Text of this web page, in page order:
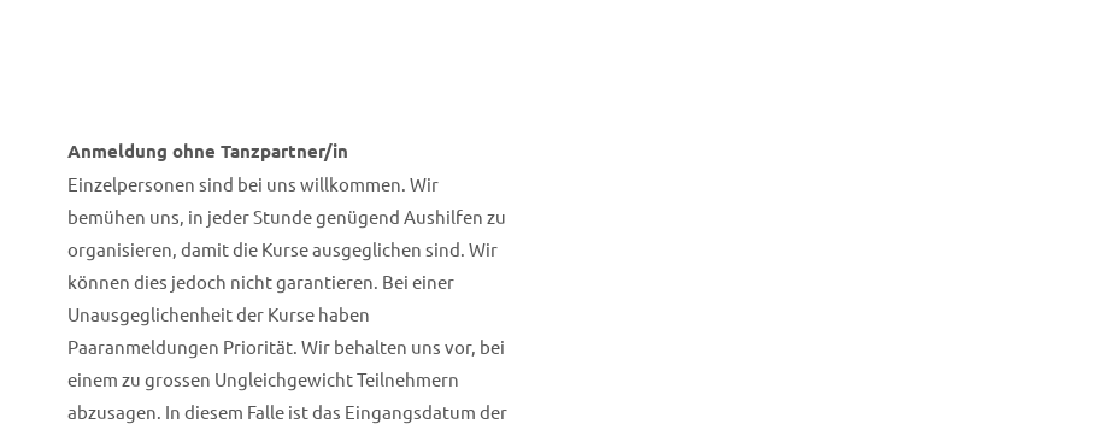
Anmeldung ohne Tanzpartner/in
Einzelpersonen sind bei uns willkommen. Wir
bemühen uns, in jeder Stunde genügend Aushilfen zu
organisieren, damit die Kurse ausgeglichen sind. Wir
können dies jedoch nicht garantieren. Bei einer
Unausgeglichenheit der Kurse haben
Paaranmeldungen Priorität. Wir behalten uns vor, bei
einem zu grossen Ungleichgewicht Teilnehmern
abzusagen. In diesem Falle ist das Eingangsdatum der